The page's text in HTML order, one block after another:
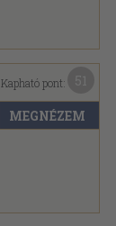
Kapható pont:
MEGNÉZEM